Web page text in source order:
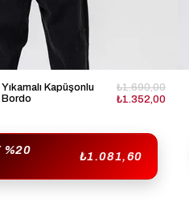
Yıkamalı Kapüşonlu
₺1.352,00
₺1.690,00
%20
₺1.081,60